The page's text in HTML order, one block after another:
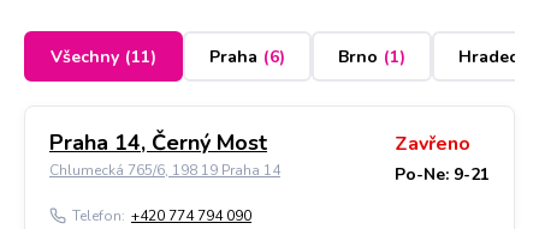
Všechny (11) Praha (6) Brno (1) Hradec
Praha 14, Černý Most
Chlumecká 765/6, 198 19 Praha 14
Zavřeno
Po-Ne: 9-21
Telefon: +420 774 794 090